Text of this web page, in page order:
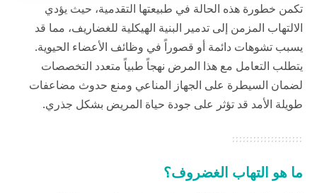
تكمن خطورة هذه الحالة في طبيعتها التقدمية، حيث يؤدي
الالتهاب المزمن إلى تدمير البنية الهيكلية للغضاريف، مما قد
يسبب تشوهات دائمة أو قصوراً في وظائف الأعضاء الحيوية.
يتطلب التعامل مع هذا المرض نهجاً طبياً متعدد التخصصات
لضمان السيطرة على الجهاز المناعي ومنع حدوث مضاعفات
طويلة الأمد قد تؤثر على جودة حياة المريض بشكل جذري.
ما هو التهاب الغضروف؟